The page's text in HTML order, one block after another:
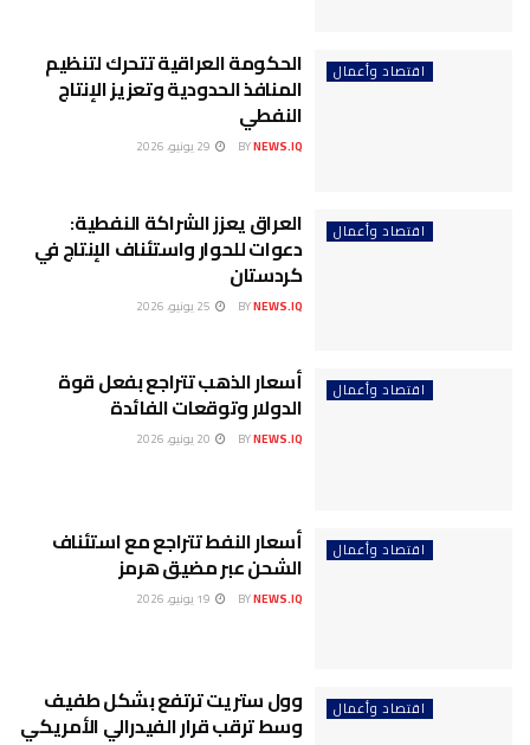
اقتصاد وأعمال الحكومة العراقية تتحرك لتنظيم
المنافذ الحدودية وتعزيز الإنتاج
النفطي
BYNEWS.IQ
اقتصاد وأعمال العراق يعزز الشراكة النفطية:
دعوات للحوار واستئناف الإنتاج في
كردستان
BYNEWS.IQ
اقتصاد وأعمال أسعار الذهب تتراجع بفعل قوة
الدولار وتوقعات الفائدة
BYNEWS.IQ
اقتصاد وأعمال أسعار النفط تتراجع مع استئناف
الشحن عبر مضيق هرمز
BYNEWS.IQ
اقتصاد وأعمال وول ستريت ترتفع بشكل طفيف
وسط ترقب قرار الفيدرالي الأمريكي